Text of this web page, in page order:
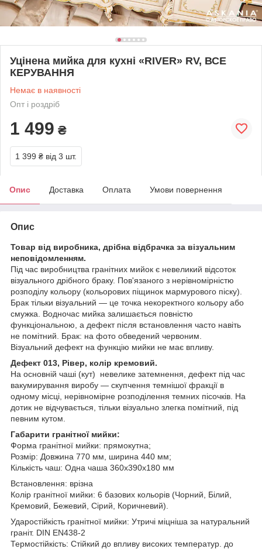
Уцінена мийка для кухні «RIVER» RV, ВСЕ
КЕРУВАННЯ
Немає в наявності
Опт і роздріб
1 499 ₴
1 399 ₴ від 3 шт.
Опис Доставка Оплата Умови повернення
Опис
Товар від виробника, дрібна відбрачка за візуальним
неповідомленням.
Під час виробництва гранітних мийок є невеликий відсоток
візуального дрібного браку. Пов'язаного з нерівномірністю
розподілу кольору (кольорових піщинок мармурового піску).
Брак тільки візуальний — це точка некоректного кольору або
смужка. Водночас мийка залишається повністю
функціональною, а дефект після встановлення часто навіть
не помітний. Брак: на фото обведений червоним.
Візуальний дефект на функцію мийки не має впливу.
Дефект 013, Рівер, колір кремовий.
На основній чаші (кут) невелике затемнення, дефект під час
вакумирування виробу — скупчення темнішої фракції в
одному місці, нерівномірне розподілення темних пісочків. На
дотик не відчувається, тільки візуально злегка помітний, під
певним кутом.
Габарити гранітної мийки:
Форма гранітної мийки: прямокутна;
Розмір: Довжина 770 мм, ширина 440 мм;
Кількість чаш: Одна чаша 360x390x180 мм
Встановлення: врізна
Колір гранітної мийки: 6 базових кольорів (Чорний, Білий,
Кремовий, Бежевий, Сірий, Коричневий).
Ударостійкість гранітної мийки: Утричі міцніша за натуральний
граніт. DIN EN438-2
Термостійкість: Стійкий до впливу високих температур. до